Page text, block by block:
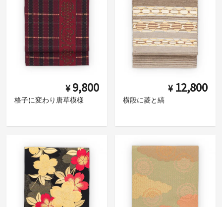
¥ 9,800
格子に変わり唐草模様
¥ 12,800
横段に菱と縞